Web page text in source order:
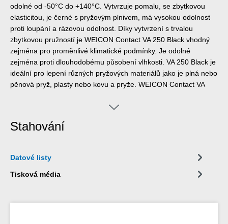
odolné od -50°C do +140°C. Vytvrzuje pomalu, se zbytkovou
elasticitou, je černé s pryžovým plnivem, má vysokou odolnost
proti loupání a rázovou odolnost. Díky vytvrzení s trvalou
zbytkovou pružností je WEICON Contact VA 250 Black vhodný
zejména pro proměnlivé klimatické podmínky. Je odolné
zejména proti dlouhodobému působení vlhkosti. VA 250 Black je
ideální pro lepení různých pryžových materiálů jako je plná nebo
pěnová pryž, plasty nebo kovu a pryže. WEICON Contact VA
Stahování
Datové listy
Tisková média